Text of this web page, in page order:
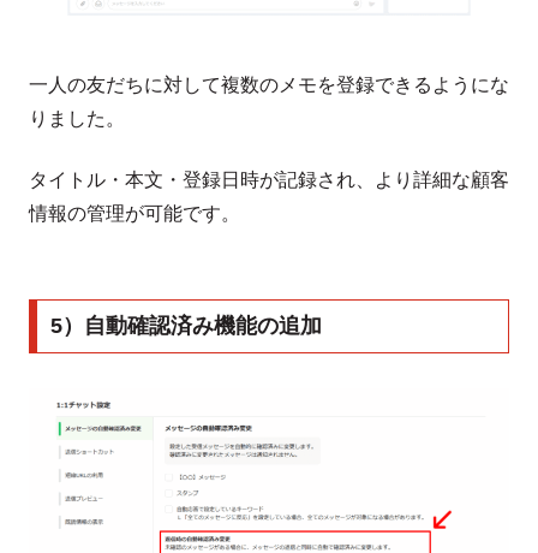
一人の友だちに対して複数のメモを登録できるようにな
りました。
タイトル・本文・登録日時が記録され、より詳細な顧客
情報の管理が可能です。
5）自動確認済み機能の追加